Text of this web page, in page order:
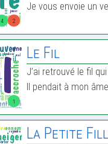
4 2
Je vous envoie un
1
Le Fil
J’ai retrouvé le fil
Il pendait à mon
La Petite